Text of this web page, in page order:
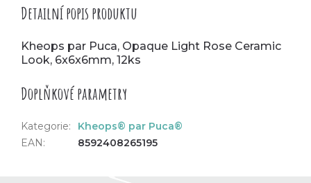
Detailní popis produktu
Kheops par Puca, Opaque Light Rose Ceramic
Look, 6x6x6mm, 12ks
Doplňkové parametry
Kategorie:
Kheops® par Puca®
EAN: 8592408265195